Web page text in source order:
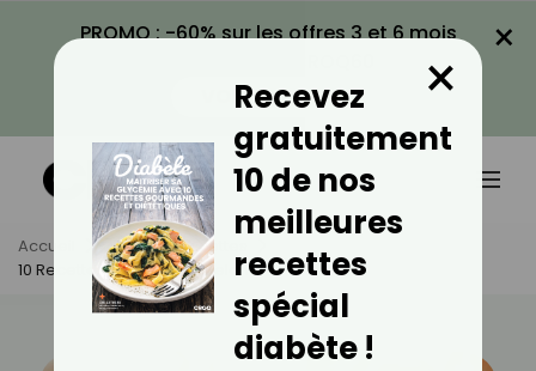
PROMO : -60% sur les offres 3 et 6 mois
VOIR LA PROMO
×
Accueil Actus
Recettes
10 Recettes Sucrées Au Melon
Recevez
gratuitement
10 de nos
meilleures
recettes
spécial
diabète !
×